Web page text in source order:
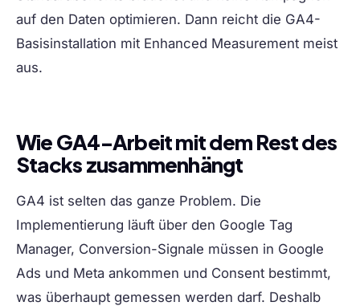
auf den Daten optimieren. Dann reicht die GA4-
Basisinstallation mit Enhanced Measurement meist
aus.
Wie GA4-Arbeit mit dem Rest des
Stacks zusammenhängt
GA4 ist selten das ganze Problem. Die
Implementierung läuft über den Google Tag
Manager, Conversion-Signale müssen in Google
Ads und Meta ankommen und Consent bestimmt,
was überhaupt gemessen werden darf. Deshalb